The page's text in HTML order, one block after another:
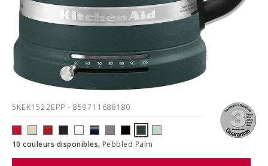
5KEK1522EPP - 859711688180
10 couleurs disponibles, Pebbled Palm